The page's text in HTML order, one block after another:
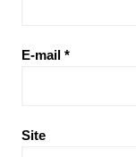
E-mail *
Site